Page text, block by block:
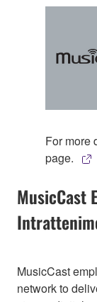
For more
page.
MusicCast
MusicCast
network to